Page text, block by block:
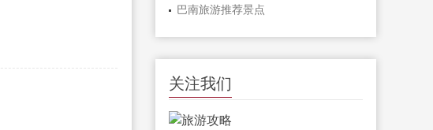
巴南旅游推荐景点
关注我们